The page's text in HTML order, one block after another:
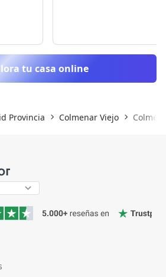
tu casa online
Provincia Colmenar Viejo